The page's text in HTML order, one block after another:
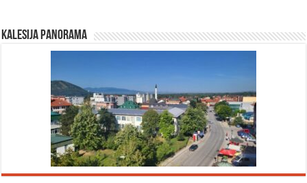
Kalesija panorama